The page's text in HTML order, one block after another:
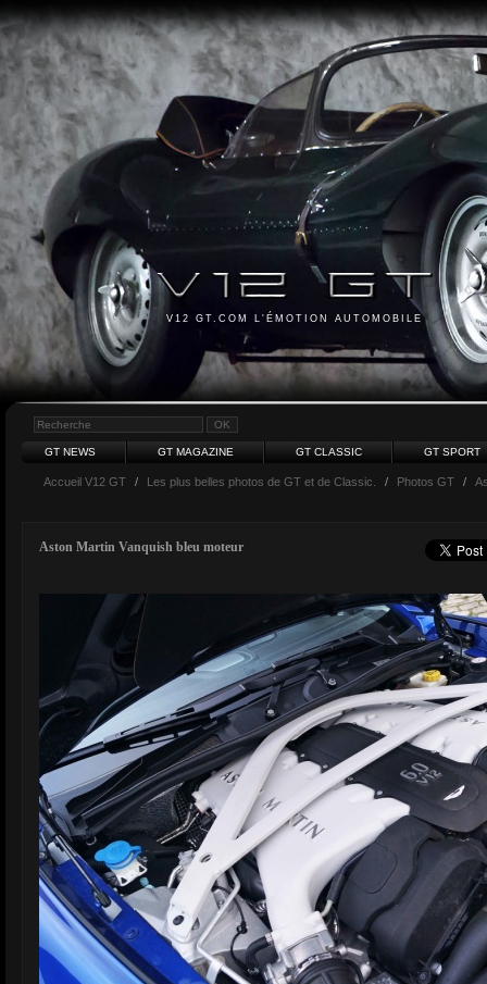
V12 GT.COM L'ÉMOTION AUTOMOBILE
GT NEWS GT MAGAZINE GT CLASSIC GT SPORT
Accueil V12 GT / Les plus belles photos de GT et de Classic. / Photos GT /
Aston Martin Vanquish bleu moteur